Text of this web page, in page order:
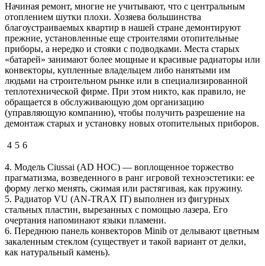
Начиная ремонт, многие не учитывают, что с центральным
отоплением шутки плохи. Хозяева большинства
благоустраиваемых квартир в нашей стране демонтируют
прежние, установленные еще строителями отопительные
приборы, а нередко и стояки с подводками. Места старых
«батарей» занимают более мощные и красивые радиаторы или
конвекторы, купленные владельцем либо нанятыми им
людьми на строительном рынке или в специализированной
теплотехнической фирме. При этом никто, как правило, не
обращается в обслуживающую дом организацию
(управляющую компанию), чтобы получить разрешение на
демонтаж старых и установку новых отопительных приборов.
4 5 6
4. Модель Ciussai (AD HOC) — воплощенное торжество
прагматизма, возведенного в ранг игровой техноэстетики: ее
форму легко менять, сжимая или растягивая, как пружину.
5. Радиатор VU (AN-TRAX IT) выполнен из фигурных
стальных пластин, вырезанных с помощью лазера. Его
очертания напоминают языки пламени.
6. Переднюю панель конвекторов Minib от делывают цветным
закаленным стеклом (существует и такой вариант от делки,
как натуральный камень).